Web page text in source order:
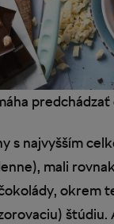
s najvyšším
mali
okrem